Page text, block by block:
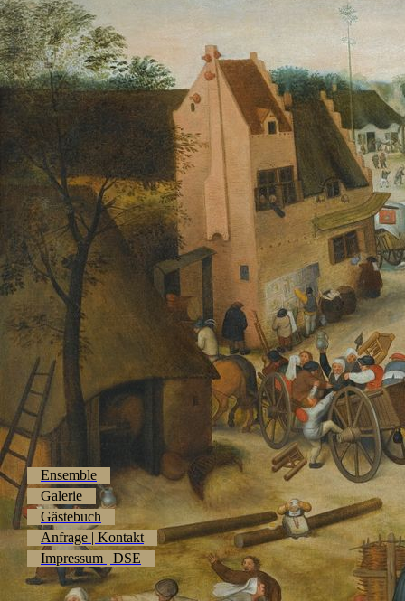
Ensemble
Galerie
Gästebuch
Anfrage | Kontakt
Impressum | DSE